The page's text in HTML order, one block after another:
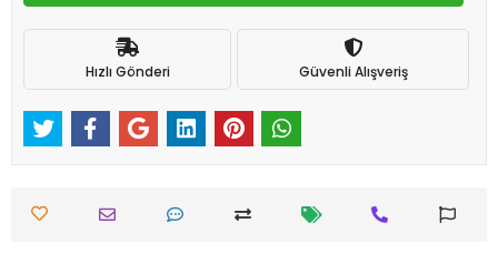
Hızlı Gönderi Güvenli Alışveriş